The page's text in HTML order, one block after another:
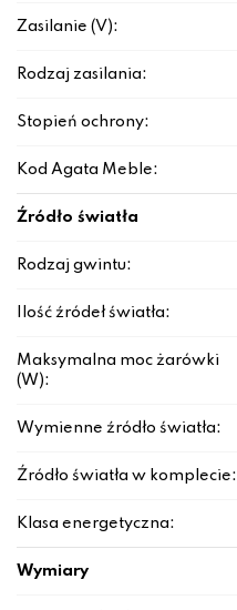
Zasilanie (V):
Rodzaj zasilania:
Stopień ochrony:
Kod Agata Meble:
Źródło światła
Rodzaj gwintu:
Ilość źródeł światła:
Maksymalna moc żarówki
(W):
Wymienne źródło światła:
Źródło światła w komplecie:
Klasa energetyczna:
Wymiary